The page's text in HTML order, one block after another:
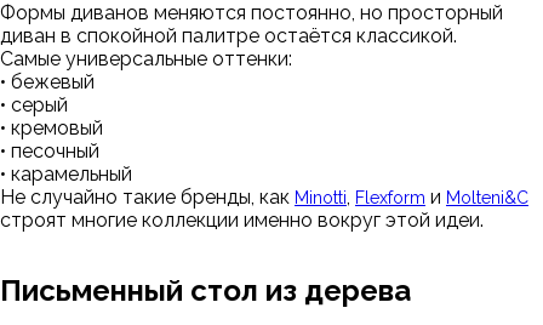
Формы диванов меняются постоянно, но просторный
диван в спокойной палитре остаётся классикой.
Самые универсальные оттенки:
• бежевый
• серый
• кремовый
• песочный
• карамельный
Не случайно такие бренды, как Minotti, Flexform и Molteni&C
строят многие коллекции именно вокруг этой идеи.
Письменный стол из дерева